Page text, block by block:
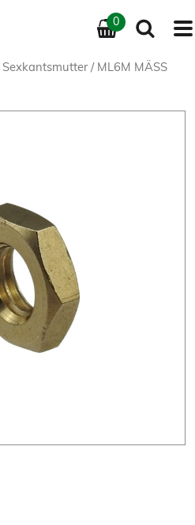
0
Sexkantsmutter/ ML6M MÄSS